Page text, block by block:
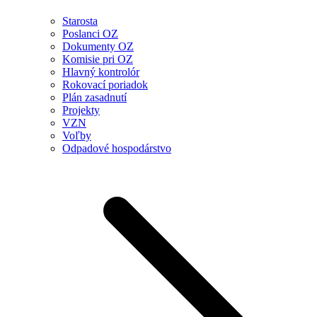
Starosta
Poslanci OZ
Dokumenty OZ
Komisie pri OZ
Hlavný kontrolór
Rokovací poriadok
Plán zasadnutí
Projekty
VZN
Voľby
Odpadové hospodárstvo